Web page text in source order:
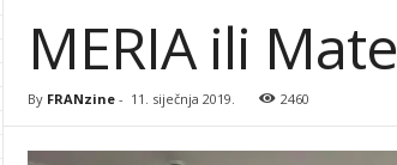
MERIA ili
By FRANzine- 11. siječnja 2019. 2460